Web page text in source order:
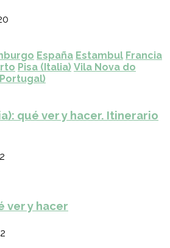
España Estambul Francia
Pisa (Italia) Vila Nova do
qué ver y hacer. Itinerario
ver y hacer